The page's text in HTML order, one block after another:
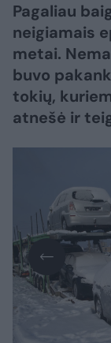
Pagaliau
neigiamais
metai.
buvo
tokių,
atnešė ir